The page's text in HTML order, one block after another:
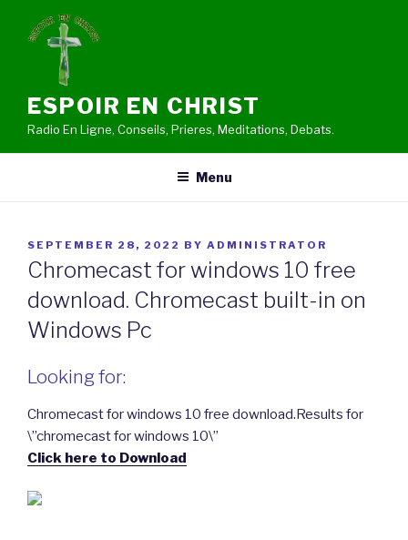
ESPOIR EN CHRIST
Radio En Ligne, Conseils, Prieres, Meditations, Debats.
Menu
POSTED
ON
SEPTEMBER 28, 2022 BY ADMINISTRATOR
Chromecast for windows 10 free
download. Chromecast built-in on
Windows Pc
Looking for:
Chromecast for windows 10 free download.Results for
\”chromecast for windows 10\”
Click here to Download